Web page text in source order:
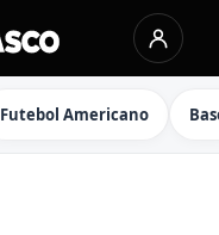
Futebol Americano